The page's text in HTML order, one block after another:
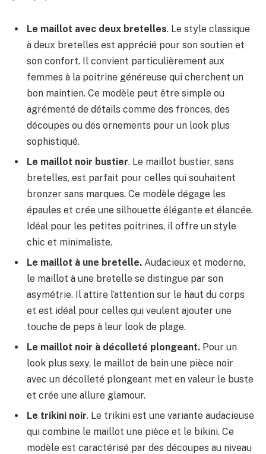
Le maillot avec deux bretelles. Le style classique
à deux bretelles est apprécié pour son soutien et
son confort. Il convient particulièrement aux
femmes à la poitrine généreuse qui cherchent un
bon maintien. Ce modèle peut être simple ou
agrémenté de détails comme des fronces, des
découpes ou des ornements pour un look plus
sophistiqué.
Le maillot noir bustier. Le maillot bustier, sans
bretelles, est parfait pour celles qui souhaitent
bronzer sans marques. Ce modèle dégage les
épaules et crée une silhouette élégante et élancée.
Idéal pour les petites poitrines, il offre un style
chic et minimaliste.
Le maillot à une bretelle. Audacieux et moderne,
le maillot à une bretelle se distingue par son
asymétrie. Il attire l’attention sur le haut du corps
et est idéal pour celles qui veulent ajouter une
touche de peps à leur look de plage.
Le maillot noir à décolleté plongeant. Pour un
look plus sexy, le maillot de bain une pièce noir
avec un décolleté plongeant met en valeur le buste
et crée une allure glamour.
Le trikini noir. Le trikini est une variante audacieuse
qui combine le maillot une pièce et le bikini. Ce
modèle est caractérisé par des découpes au niveau